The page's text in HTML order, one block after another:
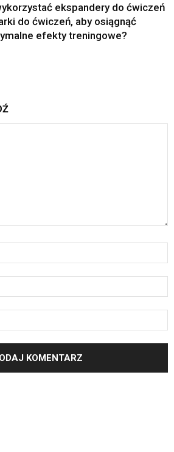
ekspandery do ćwiczeń
do ćwiczeń, aby osiągnąć
efekty treningowe?